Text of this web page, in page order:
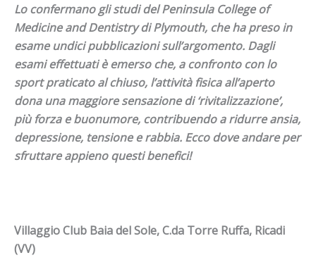
Lo confermano gli studi del Peninsula College of
Medicine and Dentistry di Plymouth, che ha preso in
esame undici pubblicazioni sull’argomento. Dagli
esami effettuati è emerso che, a confronto con lo
sport praticato al chiuso, l’attività fisica all’aperto
dona una maggiore sensazione di ‘rivitalizzazione’,
più forza e buonumore, contribuendo a ridurre ansia,
depressione, tensione e rabbia. Ecco dove andare per
sfruttare appieno questi benefici!
Villaggio Club Baia del Sole, C.da Torre Ruffa, Ricadi
(VV)